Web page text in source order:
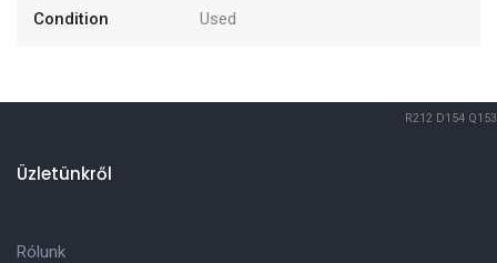
Condition Used
R212 D154 Q153
Üzletünkről
Rólunk